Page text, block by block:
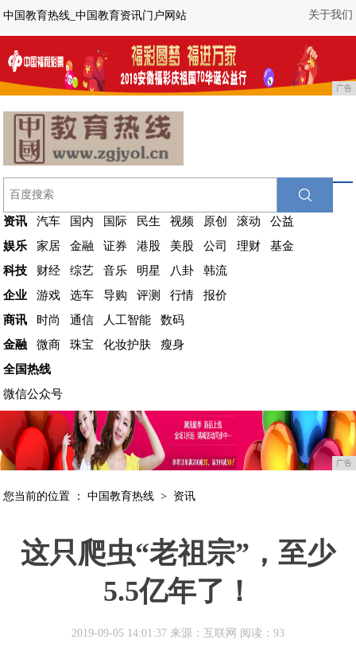
关于我们
中国教育热线_中国教育资讯门户网站
广告
资讯 汽车 国内 国际 民生 视频 原创 滚动
公益
娱乐
家居 金融 证券 港股 美股 公司 理财
基金
科技
财经 综艺 音乐 明星 八卦
韩流
企业
游戏 选车 导购 评测 行情
报价
商讯
时尚 通信 人工智能
数码
金融
微商 珠宝 化妆护肤
瘦身
全国热线
微信公众号
广告
您当前的位置 ：中国教育热线 > 资讯
这只爬虫“老祖宗”，至少
5.5亿年了！
2019-09-05 14:01:37 来源：互联网 阅读：93